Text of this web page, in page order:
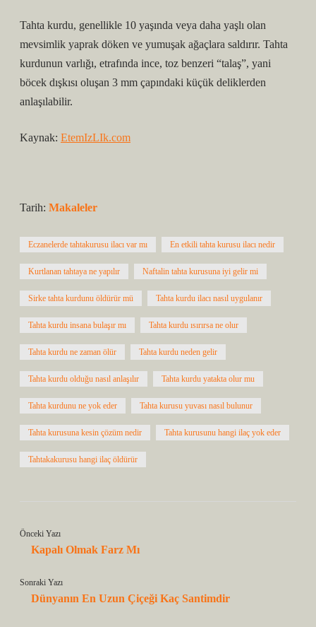
Tahta kurdu, genellikle 10 yaşında veya daha yaşlı olan
mevsimlik yaprak döken ve yumuşak ağaçlara saldırır. Tahta
kurdunun varlığı, etrafında ince, toz benzeri “talaş”, yani
böcek dışkısı oluşan 3 mm çapındaki küçük deliklerden
anlaşılabilir.
Kaynak: EtemIzLIk.com
Tarih: Makaleler
Eczanelerde tahtakurusu ilacı var mı En etkili tahta kurusu ilacı nedir
Kurtlanan tahtaya ne yapılır Naftalin tahta kurusuna iyi gelir mi
Sirke tahta kurdunu öldürür mü Tahta kurdu ilacı nasıl uygulanır
Tahta kurdu insana bulaşır mı Tahta kurdu ısırırsa ne olur
Tahta kurdu ne zaman ölür Tahta kurdu neden gelir
Tahta kurdu olduğu nasıl anlaşılır Tahta kurdu yatakta olur mu
Tahta kurdunu ne yok eder Tahta kurusu yuvası nasıl bulunur
Tahta kurusuna kesin çözüm nedir Tahta kurusunu hangi ilaç yok eder
Tahtakakurusu hangi ilaç öldürür
Önceki Yazı
Kapalı Olmak Farz Mı
Sonraki Yazı
Dünyanın En Uzun Çiçeği Kaç Santimdir